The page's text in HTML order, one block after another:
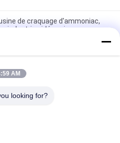
de craquage d'ammoniac,
industrie sidérurgique
de biscuit d'ammoniaque
sidérurgique
de générateur automatique
AM
looking for?